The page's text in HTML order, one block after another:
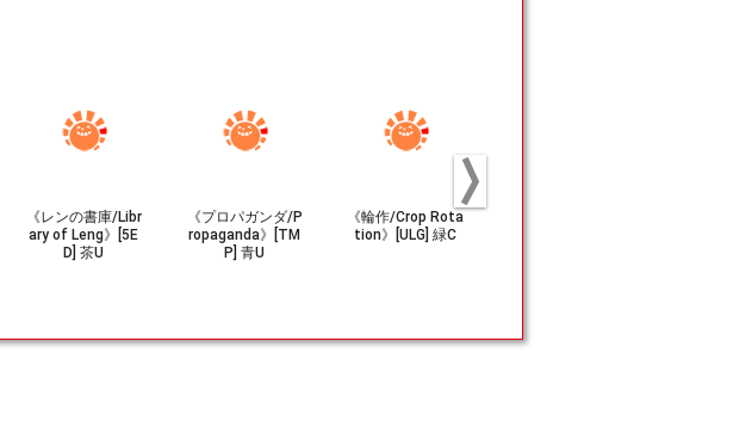
《レンの書庫/Libr
ary of Leng》[5E
D] 茶U
《プロパガンダ/P
ropaganda》[TM
P] 青U
《輪作/Crop Rota
tion》[ULG] 緑C